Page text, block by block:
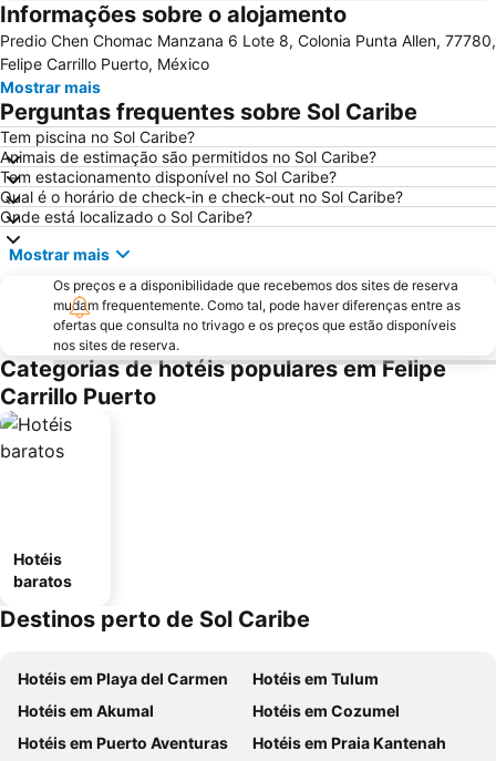
Informações sobre o alojamento
Predio Chen Chomac Manzana 6 Lote 8, Colonia Punta Allen, 77780,
Felipe Carrillo Puerto, México
Mostrar mais
Perguntas frequentes sobre Sol Caribe
Tem piscina no Sol Caribe?
Animais de estimação são permitidos no Sol Caribe?
Tem estacionamento disponível no Sol Caribe?
Qual é o horário de check-in e check-out no Sol Caribe?
Onde está localizado o Sol Caribe?
Mostrar mais
Os preços e a disponibilidade que recebemos dos sites de reserva
mudam frequentemente. Como tal, pode haver diferenças entre as
ofertas que consulta no trivago e os preços que estão disponíveis
nos sites de reserva.
Categorias de hotéis populares em Felipe
Carrillo Puerto
Hotéis
baratos
Destinos perto de Sol Caribe
Hotéis em Playa del Carmen
Hotéis em Tulum
Hotéis em Akumal
Hotéis em Cozumel
Hotéis em Puerto Aventuras
Hotéis em Praia Kantenah